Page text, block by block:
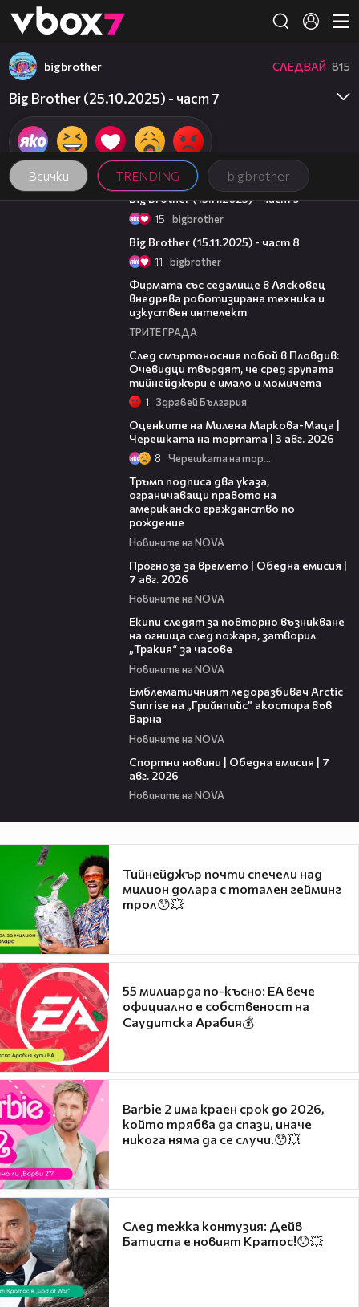
👾
Всички TRENDING bigbrother
bigbrother СЛЕДВАЙ 815
Big Brother (25.10.2025) - част 7
06:05
Big Brother (15.11.2025) - част 9
15 bigbrother
Big Brother (15.11.2025) - част 8
11 bigbrother
Фирмата със седалище в Лясковец
внедрява роботизирана техника и
изкуствен интелект
ТРИТЕ ГРАДА
След смъртоносния побой в Пловдив:
Очевидци твърдят, че сред групата
тийнейджъри е имало и момичета
1 Здравей България
Оценките на Милена Маркова-Маца |
Черешката на тортата | 3 авг. 2026
8 Черешката на тортата
Тръмп подписа два указа,
ограничаващи правото на
американско гражданство по
рождение
Новините на NOVA
Прогноза за времето | Обедна емисия |
7 авг. 2026
Новините на NOVA
Екипи следят за повторно възникване
на огнища след пожара, затворил
„Тракия“ за часове
Новините на NOVA
Емблематичният ледоразбивач Arctic
Sunrise на „Грийнпийс” акостира във
Варна
Новините на NOVA
Спортни новини | Обедна емисия | 7
aвг. 2026
Новините на NOVA
Тийнейджър почти спечели над
милион долара с тотален гейминг
трол😯💥
55 милиарда по-късно: EA вече
официално е собственост на
Саудитска Арабия💰
Barbie 2 има краен срок до 2026,
който трябва да спази, иначе
никога няма да се случи.😯💥
След тежка контузия: Дейв
Батиста е новият Кратос!😯💥